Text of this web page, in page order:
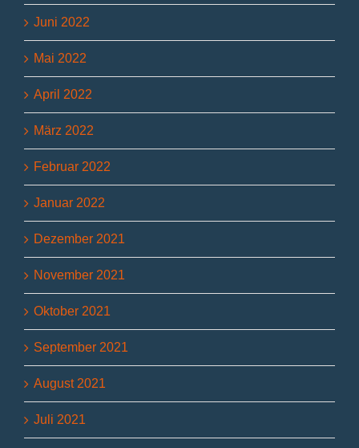
Juni 2022
Mai 2022
April 2022
März 2022
Februar 2022
Januar 2022
Dezember 2021
November 2021
Oktober 2021
September 2021
August 2021
Juli 2021